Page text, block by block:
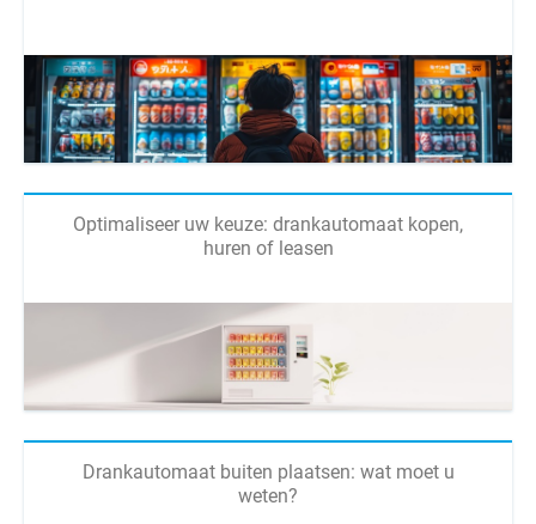
Optimaliseer uw keuze: drankautomaat kopen,
huren of leasen
Drankautomaat buiten plaatsen: wat moet u
weten?